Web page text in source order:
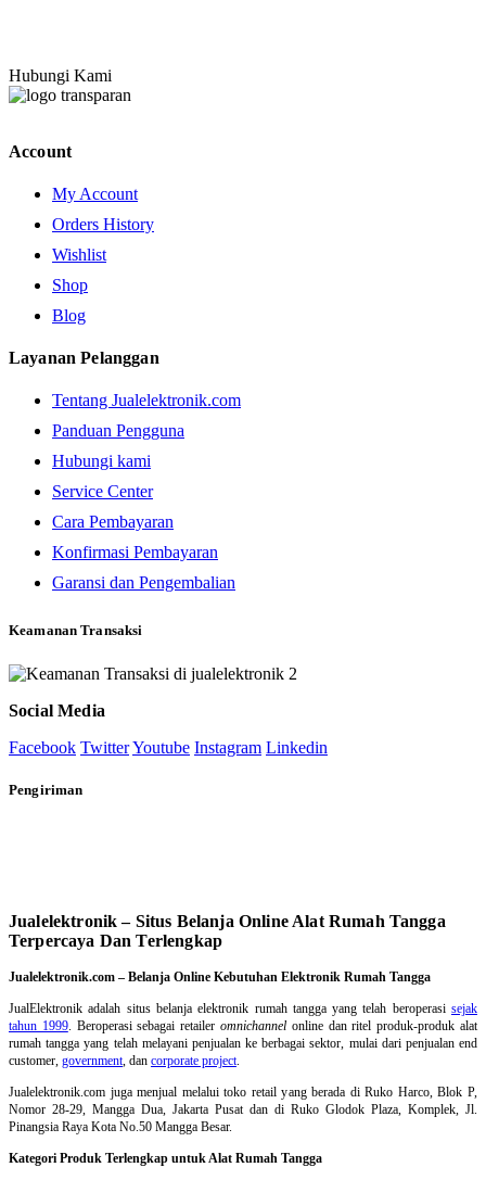
Hubungi Kami
Account
My Account
Orders History
Wishlist
Shop
Blog
Layanan Pelanggan
Tentang Jualelektronik.com
Panduan Pengguna
Hubungi kami
Service Center
Cara Pembayaran
Konfirmasi Pembayaran
Garansi dan Pengembalian
Keamanan Transaksi
Social Media
Facebook TwitterYoutube Instagram Linkedin
Pengiriman
Jualelektronik – Situs Belanja Online Alat Rumah Tangga
Terpercaya Dan Terlengkap
Jualelektronik.com – Belanja Online Kebutuhan Elektronik Rumah Tangga
JualElektronik adalah situs belanja elektronik rumah tanggayang telah beroperasisejak
tahun 1999. Beroperasi sebagai retaileromnichannel online dan ritel produk-produk alat
rumah tangga yang telah melayani penjualan ke berbagai sektor, mulai dari penjualan end
customer, government, dan corporate project.
Jualelektronik.com juga menjual melalui toko retail yang berada di Ruko Harco, Blok P,
Nomor 28-29, Mangga Dua, Jakarta Pusat dan di Ruko Glodok Plaza, Komplek, Jl.
Pinangsia Raya Kota No.50 Mangga Besar.
Kategori Produk Terlengkap untuk Alat Rumah Tangga